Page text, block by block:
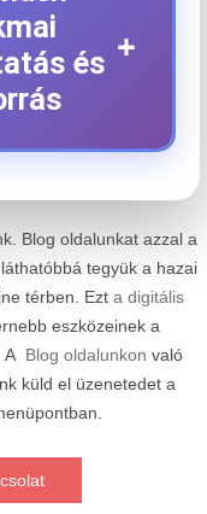
és +
+
roller
szolgáltatások.
minőségi
minden jelentős
modellhez.
Látogatása
Marketing
+
marketing
a SEO-t,
és digitális
elérése
Roller
Blog oldalunkat azzal a
tegyük a hazai
térben. Ezt a digitális
eszközeinek a
A Blog oldalunkon való
küld el üzenetedet a